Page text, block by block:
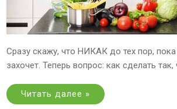
Сразу скажу, что НИКАК до тех пор, пока
захочет. Теперь вопрос: как сделать
Читать далее »